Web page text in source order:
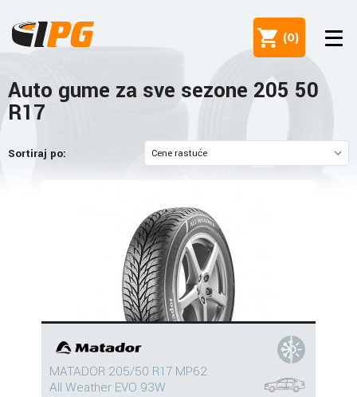
(0)
Auto gume za sve sezone 205 50
R17
Sortiraj po:
MATADOR 205/50 R17 MP62
All Weather EVO 93W